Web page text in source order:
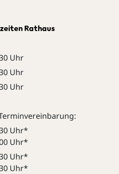
Rathaus
Uhr
Uhr
Uhr
Uhr*
Uhr*
Uhr*
Uhr*